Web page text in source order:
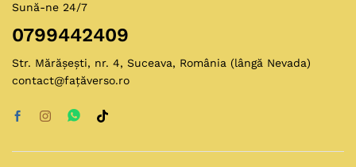
Sună-ne 24/7
0799442409
Str. Mărășești, nr. 4, Suceava, România (lângă Nevada)
contact@fațăverso.ro